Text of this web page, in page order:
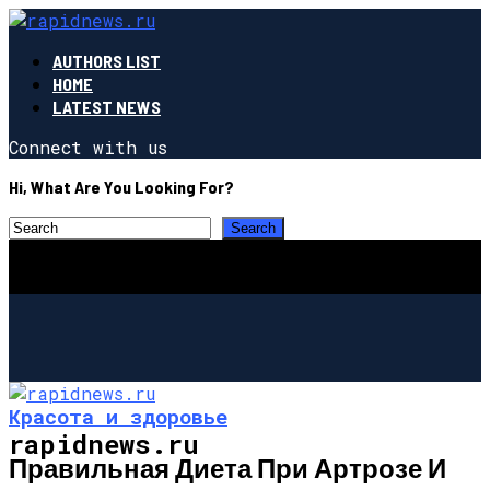
AUTHORS LIST
HOME
LATEST NEWS
Connect with us
Hi, What Are You Looking For?
rapidnews.ru
Красота и здоровье
Правильная Диета При Артрозе И